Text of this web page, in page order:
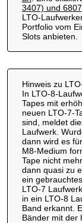
3407) und 6807
LTO-
Portfolio vom
Slots anbieten.
Hinweis zu
In LTO-8-
Tapes mit
neuen LTO-7-
sind, meldet
Laufwerk.
dann wird es
M8-Medium
Tape nicht
dann quasi zu
ein
LTO-7
in ein LTO-8
Band erkannt.
Bänder mit der